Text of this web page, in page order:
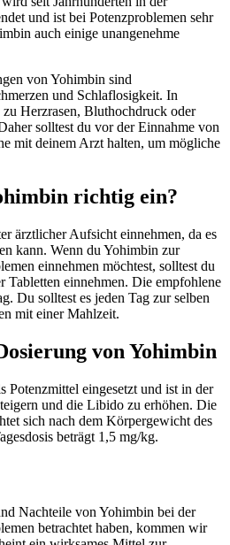
und ist bei Potenzproblemen sehr
auch einige unangenehme
von Yohimbin sind
und Schlaflosigkeit. In
zu Herzrasen, Bluthochdruck oder
solltest du vor der Einnahme von
mit deinem Arzt halten, um mögliche
richtig ein?
ärztlicher Aufsicht einnehmen, da es
kann. Wenn du Yohimbin zur
einnehmen möchtest, solltest du
Tabletten einnehmen. Die empfohlene
Du solltest es jeden Tag zur selben
mit einer Mahlzeit.
von Yohimbin
eingesetzt und ist in der
und die Libido zu erhöhen. Die
sich nach dem Körpergewicht des
beträgt 1,5 mg/kg.
Nachteile von Yohimbin bei der
betrachtet haben, kommen wir